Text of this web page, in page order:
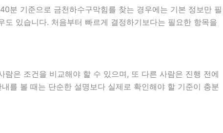
분 기준으로 금천하수구막힘를 찾는 경우에는 기본 정보만 필
있습니다. 처음부터 빠르게 결정하기보다는 필요한 항목을
은 조건을 비교해야 할 수 있으며, 또 다른 사람은 진행 전에
를 볼 때는 단순한 설명보다 실제로 확인해야 할 기준이 충분